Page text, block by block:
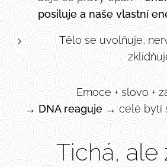
posiluje a naše vlastní
Tělo se uvolňuje,
Emoce + slovo +
→ DNA reaguje → celé bytí
🌱 Tichá,